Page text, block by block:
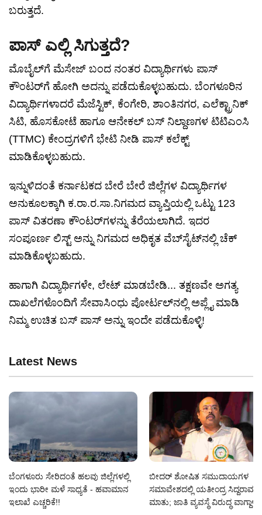
ಬರುತ್ತದೆ.
ಪಾಸ್ ಎಲ್ಲಿ ಸಿಗುತ್ತದೆ?
ಮೊಬೈಲ್‌ಗೆ ಮೆಸೇಜ್ ಬಂದ ನಂತರ ವಿದ್ಯಾರ್ಥಿಗಳು ಪಾಸ್
ಕೌಂಟರ್‌ಗೆ ಹೋಗಿ ಅದನ್ನು ಪಡೆದುಕೊಳ್ಳಬಹುದು. ಬೆಂಗಳೂರಿನ
ವಿದ್ಯಾರ್ಥಿಗಳಾದರೆ ಮೆಜೆಸ್ಟಿಕ್, ಕೆಂಗೇರಿ, ಶಾಂತಿನಗರ, ಎಲೆಕ್ಟ್ರಾನಿಕ್
ಸಿಟಿ, ಹೊಸಕೋಟೆ ಹಾಗೂ ಆನೇಕಲ್ ಬಸ್ ನಿಲ್ದಾಣಗಳ ಟಿಟಿಎಂಸಿ
(TTMC) ಕೇಂದ್ರಗಳಿಗೆ ಭೇಟಿ ನೀಡಿ ಪಾಸ್ ಕಲೆಕ್ಟ್
ಮಾಡಿಕೊಳ್ಳಬಹುದು.
ಇನ್ನುಳಿದಂತೆ ಕರ್ನಾಟಕದ ಬೇರೆ ಬೇರೆ ಜಿಲ್ಲೆಗಳ ವಿದ್ಯಾರ್ಥಿಗಳ
ಅನುಕೂಲಕ್ಕಾಗಿ ಕ.ರಾ.ರ.ಸಾ.ನಿಗಮದ ವ್ಯಾಪ್ತಿಯಲ್ಲಿ ಒಟ್ಟು 123
ಪಾಸ್ ವಿತರಣಾ ಕೌಂಟರ್‌ಗಳನ್ನು ತೆರೆಯಲಾಗಿದೆ. ಇದರ
ಸಂಪೂರ್ಣ ಲಿಸ್ಟ್ ಅನ್ನು ನಿಗಮದ ಅಧಿಕೃತ ವೆಬ್‌ಸೈಟ್‌ನಲ್ಲಿ ಚೆಕ್
ಮಾಡಿಕೊಳ್ಳಬಹುದು.
ಹಾಗಾಗಿ ವಿದ್ಯಾರ್ಥಿಗಳೇ, ಲೇಟ್ ಮಾಡಬೇಡಿ... ತಕ್ಷಣವೇ ಅಗತ್ಯ
ದಾಖಲೆಗಳೊಂದಿಗೆ ಸೇವಾಸಿಂಧು ಪೋರ್ಟಲ್‌ನಲ್ಲಿ ಅಪ್ಲೈ ಮಾಡಿ
ನಿಮ್ಮ ಉಚಿತ ಬಸ್ ಪಾಸ್ ಅನ್ನು ಇಂದೇ ಪಡೆದುಕೊಳ್ಳಿ!
Latest News
ಬೆಂಗಳೂರು ಸೇರಿದಂತೆ ಹಲವು ಜಿಲ್ಲೆಗಳಲ್ಲಿ
ಇಂದು ಭಾರೀ ಮಳೆ ಸಾಧ್ಯತೆ - ಹವಾಮಾನ
ಇಲಾಖೆ ಎಚ್ಚರಿಕೆ!!
ಬೀದರ್ ಶೋಷಿತ ಸಮುದಾಯಗಳ
ಸಮಾವೇಶದಲ್ಲಿ ಯತೀಂದ್ರ
ಮಾತು; ಜಾತಿ ವ್ಯವಸ್ಥೆ ವಿರುದ್ಧ ವಾಗ್ದಾಳಿ!!